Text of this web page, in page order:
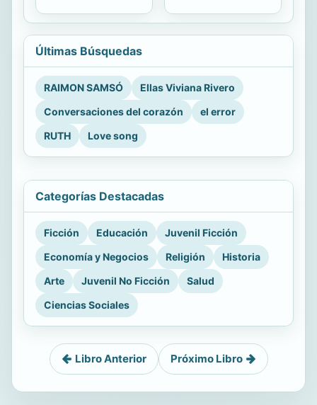
Últimas Búsquedas
RAIMON SAMSÓ
Ellas Viviana Rivero
Conversaciones del corazón
el error
RUTH
Love song
Categorías Destacadas
Ficción Educación
Juvenil Ficción
Economía y Negocios
Religión
Historia
Arte
Juvenil No Ficción
Salud
Ciencias Sociales
Libro Anterior Próximo Libro